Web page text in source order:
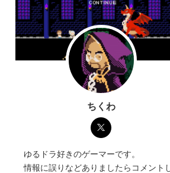
ちくわ
ゆるドラ好きのゲーマーです。
情報に誤りなどありましたらコメントし